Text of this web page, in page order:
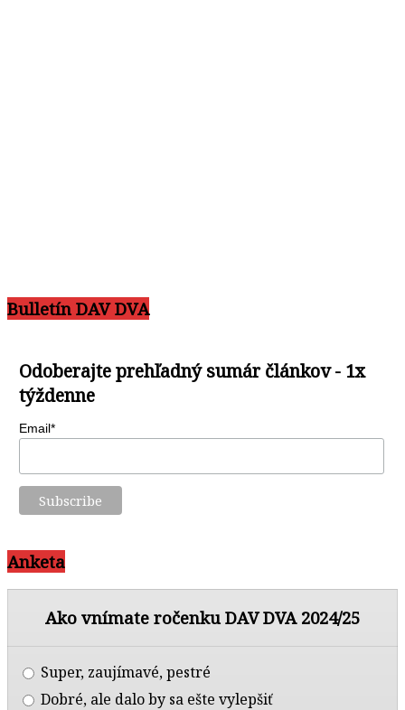
Bulletín DAV DVA
Odoberajte prehľadný sumár článkov - 1x
týždenne
Email*
Anketa
Ako vnímate ročenku DAV DVA 2024/25
Super, zaujímavé, pestré
Dobré, ale dalo by sa ešte vylepšiť